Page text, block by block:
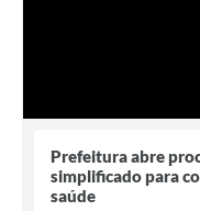
Prefeitura abre
simplificado para
saúde